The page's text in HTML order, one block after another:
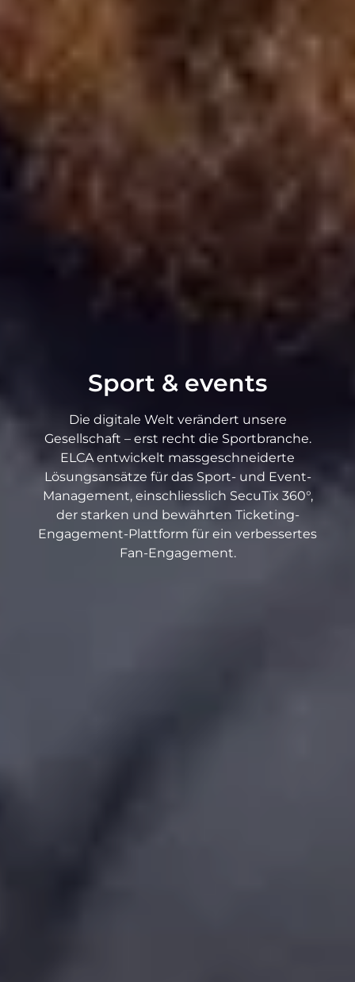
Sport & events
Die digitale Welt verändert unsere
Gesellschaft – erst recht die Sportbranche.
ELCA entwickelt massgeschneiderte
Lösungsansätze für das Sport- und Event-
Management, einschliesslich SecuTix 360°,
der starken und bewährten Ticketing-
Engagement-Plattform für ein verbessertes
Fan-Engagement.